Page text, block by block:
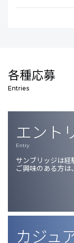
各種応募
Entries
エント
Entry
サンブリッジは経
ご興味のある方は
カジュ